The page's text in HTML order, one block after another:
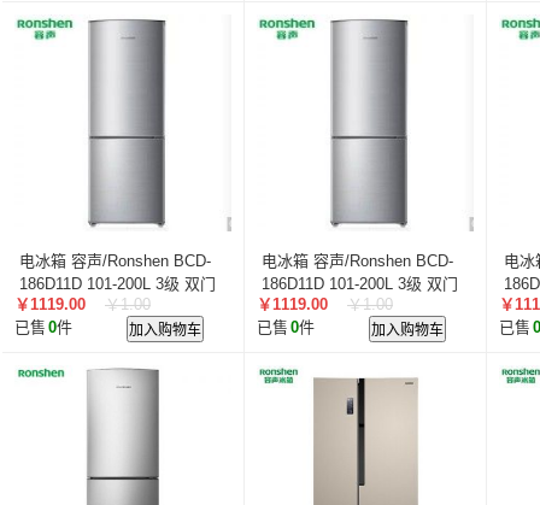
电冰箱 容声/Ronshen BCD-
186D11D 101-200L 3级 双门
机械控温 直冷 银色
￥1119.00
￥1.00
已售 0件 加入购物车
电冰箱 容声/Ronshen BCD-
186D11D 101-200L 3级 双门
机械控温 直冷 银色
￥1119.00
￥1.00
已售 0件 加入购物车
电冰
机械
￥
已售 0